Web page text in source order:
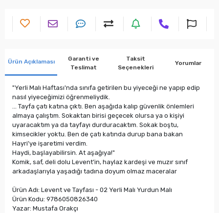
Ürün Açıklaması
Garanti ve
Teslimat
Taksit
Seçenekleri
Yorumlar
"Yerli Malı Haftası'nda sınıfa getirilen bu yiyeceği ne yapıp edip
nasıl yiyeceğimizi öğrenmeliydik.
... Tayfa çatı katına çıktı. Ben aşağıda kalıp güvenlik önlemleri
almaya çalıştım. Sokaktan birisi geçecek olursa ya o kişiyi
uyaracaktım ya da tayfayı durduracaktım. Sokak boştu,
kimsecikler yoktu. Ben de çatı katında durup bana bakan
Hayri’ye işaretimi verdim.
Haydi, başlayabilirsin. At aşağıya!"
Komik, saf, deli dolu Levent’in, haylaz kardeşi ve muzır sınıf
arkadaşlarıyla yaşadığı tadına doyum olmaz maceralar
Ürün Adı: Levent ve Tayfası - 02 Yerli Malı Yurdun Malı
Ürün Kodu: 9786050826340
Yazar: Mustafa Orakçı